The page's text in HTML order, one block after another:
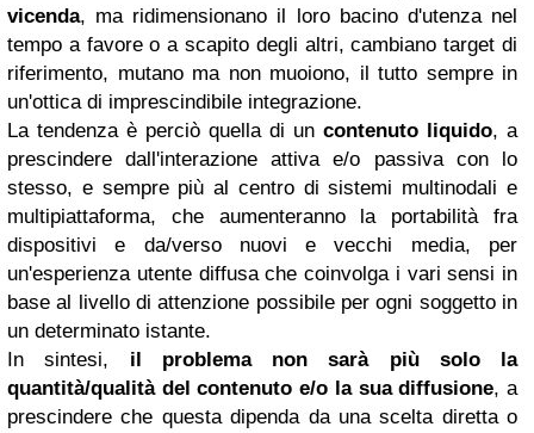
vicenda, ma ridimensionano il loro bacino d'utenza nel
tempo a favore o a scapito degli altri, cambiano target di
riferimento, mutano ma non muoiono, il tutto sempre in
un'ottica di imprescindibile integrazione.
La tendenza è perciò quella di un contenuto liquido, a
prescindere dall'interazione attiva e/o passiva con lo
stesso, e sempre più al centro di sistemi multinodali e
multipiattaforma, che aumenteranno la portabilità fra
dispositivi e da/verso nuovi e vecchi media, per
un'esperienza utente diffusa che coinvolga i vari sensi in
base al livello di attenzione possibile per ogni soggetto in
un determinato istante.
In sintesi, il problema non sarà più solo la
quantità/qualità del contenuto e/o la sua diffusione, a
prescindere che questa dipenda da una scelta diretta o